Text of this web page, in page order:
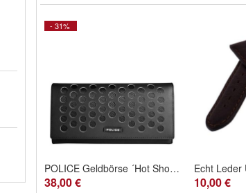
- 31%
POLICE Geldbörse ´Hot Shots´ PT028288 1-1
38,00 € 10,00 €